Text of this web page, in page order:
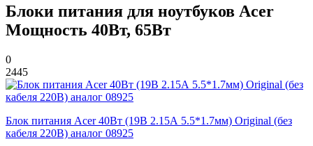
Блоки питания для ноутбуков Acer
Мощность 40Вт, 65Вт
0
2445
Блок питания Acer 40Вт (19В 2.15А 5.5*1.7мм) Original (без
кабеля 220В) аналог 08925